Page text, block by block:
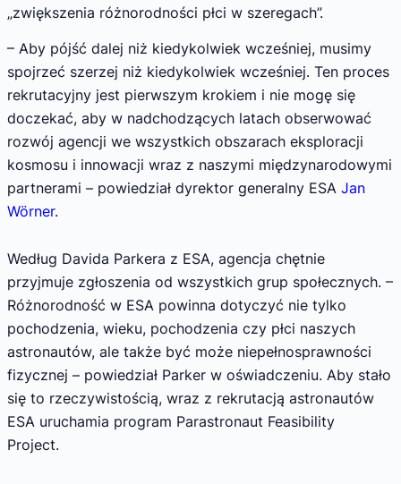
„zwiększenia różnorodności płci w szeregach”.
– Aby pójść dalej niż kiedykolwiek wcześniej, musimy
spojrzeć szerzej niż kiedykolwiek wcześniej. Ten proces
rekrutacyjny jest pierwszym krokiem i nie mogę się
doczekać, aby w nadchodzących latach obserwować
rozwój agencji we wszystkich obszarach eksploracji
kosmosu i innowacji wraz z naszymi międzynarodowymi
partnerami – powiedział dyrektor generalny ESA Jan
Wörner.
Według Davida Parkera z ESA, agencja chętnie
przyjmuje zgłoszenia od wszystkich grup społecznych. –
Różnorodność w ESA powinna dotyczyć nie tylko
pochodzenia, wieku, pochodzenia czy płci naszych
astronautów, ale także być może niepełnosprawności
fizycznej – powiedział Parker w oświadczeniu. Aby stało
się to rzeczywistością, wraz z rekrutacją astronautów
ESA uruchamia program Parastronaut Feasibility
Project.